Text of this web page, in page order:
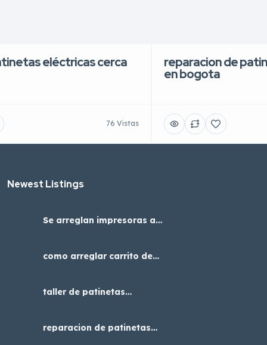
eléctricas cerca
76 Vistas
reparacion de
en bogota
Newest Listings​
Se arreglan impresoras a4
como arreglar carrito de
taller de patinetas
reparacion de patinetas